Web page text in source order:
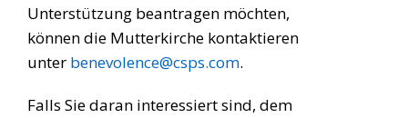
Unterstützung beantragen möchten,
können die Mutterkirche kontaktieren
unter benevolence@csps.com.
Falls Sie daran interessiert sind, dem